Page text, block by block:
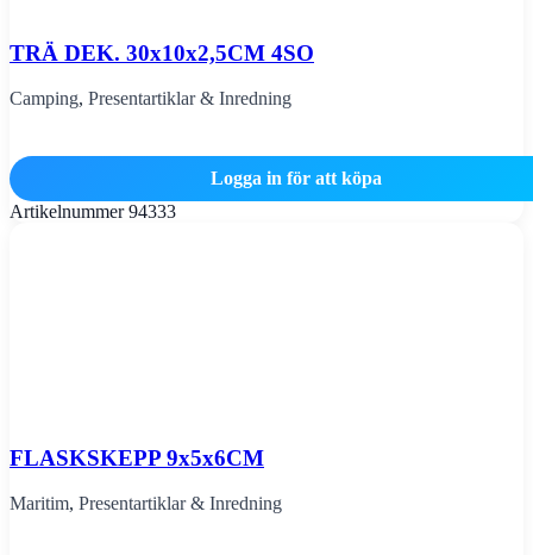
TRÄ DEK. 30x10x2,5CM 4SO
Camping, Presentartiklar & Inredning
Logga in för att köpa
Artikelnummer94333
FLASKSKEPP 9x5x6CM
Maritim, Presentartiklar & Inredning